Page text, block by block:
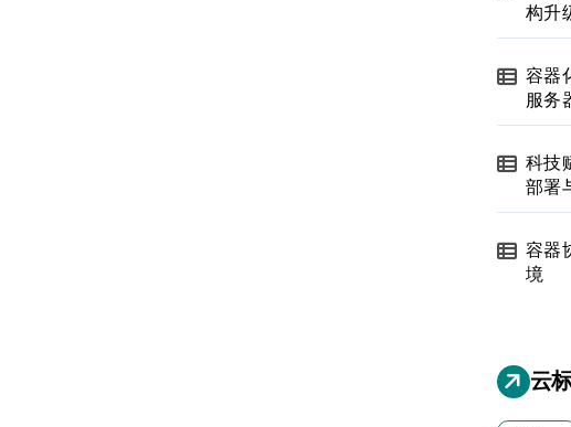
构升
容器
服务
科技
部署
容器
境
云